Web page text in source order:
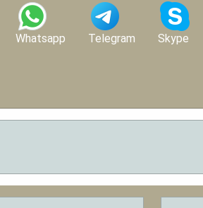
Whatsapp Telegram Skype